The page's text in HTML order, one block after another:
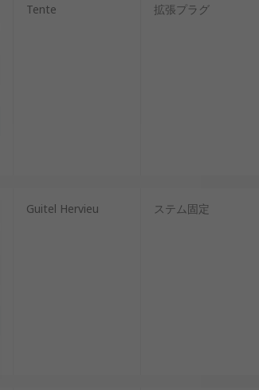
Tente 拡張プラグ
Guitel Hervieu ステム固定